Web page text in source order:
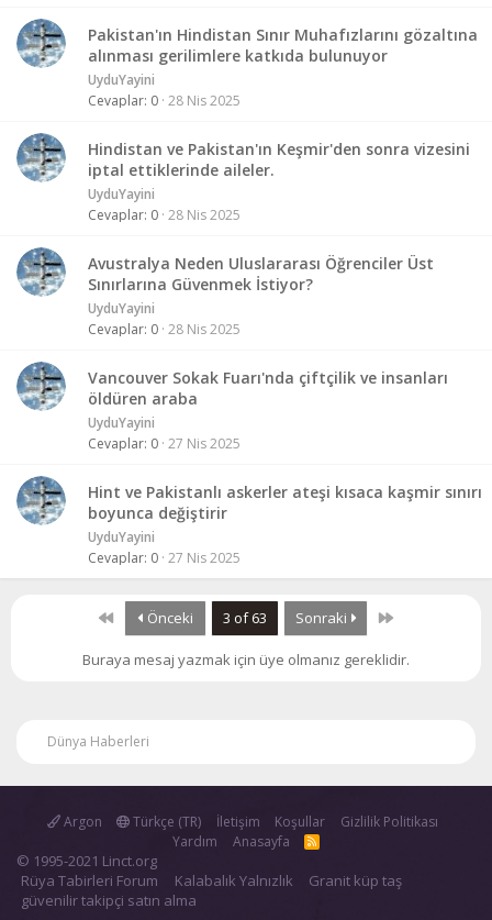
Pakistan'ın Hindistan Sınır Muhafızlarını gözaltına
alınması gerilimlere katkıda bulunuyor
UyduYayini
Cevaplar 0 28 Nis 2025
Hindistan ve Pakistan'ın Keşmir'den sonra vizesini
iptal ettiklerinde aileler.
UyduYayini
Cevaplar 0 28 Nis 2025
Avustralya Neden Uluslararası Öğrenciler Üst
Sınırlarına Güvenmek İstiyor?
UyduYayini
Cevaplar 0 28 Nis 2025
Vancouver Sokak Fuarı'nda çiftçilik ve insanları
öldüren araba
UyduYayini
Cevaplar 0 27 Nis 2025
Hint ve Pakistanlı askerler ateşi kısaca kaşmir sınırı
boyunca değiştirir
UyduYayini
Cevaplar 0 27 Nis 2025
First Önceki 3 of 63 Sonraki Last
Buraya mesaj yazmak için üye olmanız gereklidir.
Dünya Haberleri
Argon Türkçe (TR) İletişim Koşullar
Gizlilik Politikası
Yardım
Anasayfa
R
S
© 1995-2021 Linct.org
Rüya Tabirleri Forum
Kalabalık Yalnızlık
Granit küp taş
güvenilir takipçi satın alma